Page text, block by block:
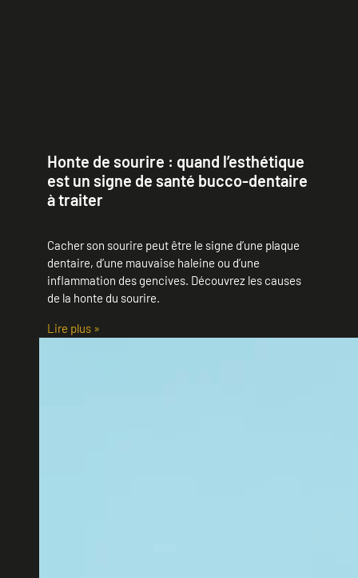
Honte de sourire : quand l’esthétique
est un signe de santé bucco-dentaire
à traiter
Cacher son sourire peut être le signe d’une plaque
dentaire, d’une mauvaise haleine ou d’une
inflammation des gencives. Découvrez les causes
de la honte du sourire.
Lire plus »